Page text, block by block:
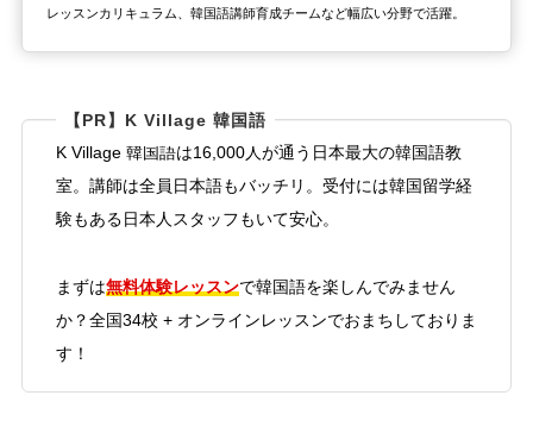
レッスンカリキュラム、韓国語講師育成チームなど幅広い分野で活躍。
【PR】K Village 韓国語
K Village 韓国語は16,000人が通う日本最大の韓国語教
室。講師は全員日本語もバッチリ。受付には韓国留学経
験もある日本人スタッフもいて安心。
まずは無料体験レッスンで韓国語を楽しんでみません
か？全国34校 + オンラインレッスンでおまちしておりま
す！